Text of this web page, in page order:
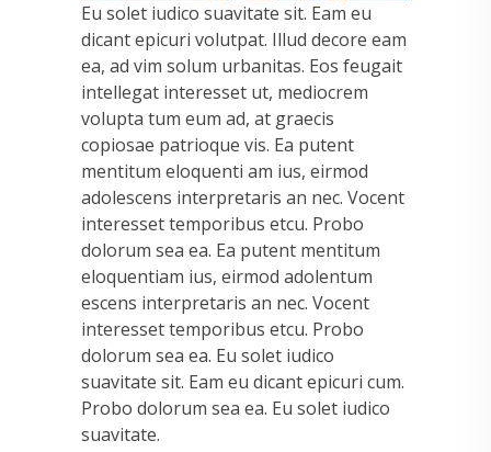
Eu solet iudico suavitate sit. Eam eu
dicant epicuri volutpat. Illud decore eam
ea, ad vim solum urbanitas. Eos feugait
intellegat interesset ut, mediocrem
volupta tum eum ad, at graecis
copiosae patrioque vis. Ea putent
mentitum eloquenti am ius, eirmod
adolescens interpretaris an nec. Vocent
interesset temporibus etcu. Probo
dolorum sea ea. Ea putent mentitum
eloquentiam ius, eirmod adolentum
escens interpretaris an nec. Vocent
interesset temporibus etcu. Probo
dolorum sea ea. Eu solet iudico
suavitate sit. Eam eu dicant epicuri cum.
Probo dolorum sea ea. Eu solet iudico
suavitate.